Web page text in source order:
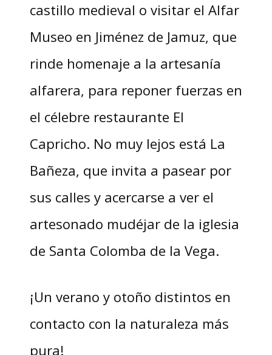
castillo medieval o visitar el Alfar
Museo en Jiménez de Jamuz, que
rinde homenaje a la artesanía
alfarera, para reponer fuerzas en
el célebre restaurante El
Capricho. No muy lejos está La
Bañeza, que invita a pasear por
sus calles y acercarse a ver el
artesonado mudéjar de la iglesia
de Santa Colomba de la Vega.
¡Un verano y otoño distintos en
contacto con la naturaleza más
pura!